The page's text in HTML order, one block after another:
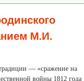
М.И.
— «сражение на
войны 1812 года